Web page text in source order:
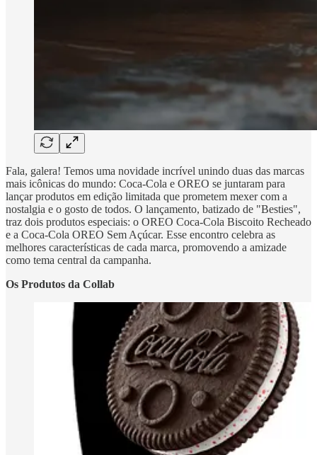
Fala, galera! Temos uma novidade incrível unindo duas das marcas
mais icônicas do mundo: Coca-Cola e OREO se juntaram para
lançar produtos em edição limitada que prometem mexer com a
nostalgia e o gosto de todos. O lançamento, batizado de "Besties",
traz dois produtos especiais: o OREO Coca-Cola Biscoito Recheado
e a Coca-Cola OREO Sem Açúcar. Esse encontro celebra as
melhores características de cada marca, promovendo a amizade
como tema central da campanha.
Os Produtos da Collab